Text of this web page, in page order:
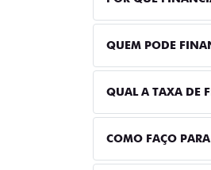
QUEM PODE
QUAL A TAXA DE
COMO FAÇO